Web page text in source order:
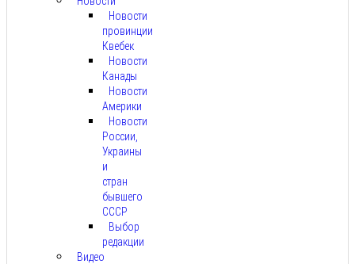
Новости
провинции
Квебек
Новости
Канады
Новости
Америки
Новости
России,
Украины
и
стран
бывшего
СССР
Выбор
редакции
Видео